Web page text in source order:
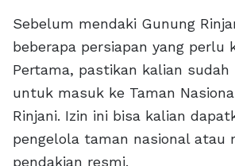
Sebelum mendaki Gunung
beberapa persiapan yang perlu
Pertama, pastikan kalian sudah
untuk masuk ke Taman
Rinjani. Izin ini bisa kalian
pengelola taman nasional atau
pendakian resmi.